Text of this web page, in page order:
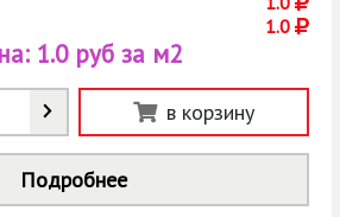
1.0
1.0 руб за м2
в корзину
Подробнее